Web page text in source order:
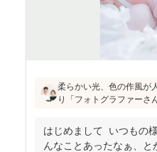
柔らかい光、色の作風が
り「フォトグラファーさ
写真ではなく、お子さん
子を撮影してお届けしま
はじめまして いつもの
んなことあったなぁ、と